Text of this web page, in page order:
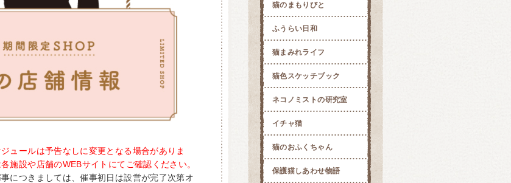
ュールは予告なしに変更となる場合がありま
施設や店舗のWEBサイトにてご確認ください。
につきましては、催事初日は設営が完了次第オ
猫のまもりびと
ふうらい日和
猫まみれライフ
猫色スケッチブック
ネコノミストの研究室
イチャ猫
猫のおふくちゃん
保護猫しあわせ物語